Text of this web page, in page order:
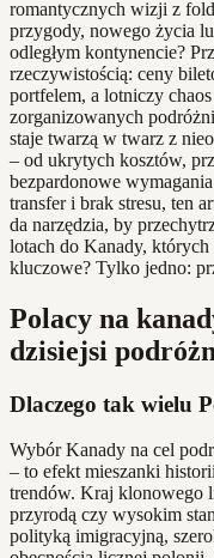
romantycznych wizji z
przygody, nowego życia
odległym kontynencie?
rzeczywistością: ceny
portfelem, a lotniczy
zorganizowanych
staje twarzą w twarz z
– od ukrytych kosztów,
bezpardonowe
transfer i brak stresu, ten
da narzędzia, by
lotach do Kanady, których
kluczowe? Tylko jedno:
Polacy na
dzisiejsi
Dlaczego tak wielu
Wybór Kanady na cel
– to efekt mieszanki
trendów. Kraj klonowego
przyrodą czy wysokim
polityką imigracyjną,